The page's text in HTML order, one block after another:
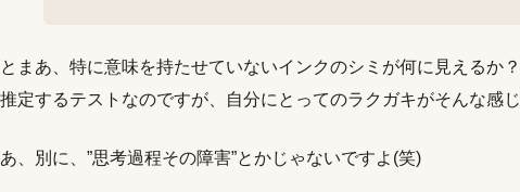
とまあ、特に意味を持たせていないインクのシミが何に見えるか
推定するテストなのですが、自分にとってのラクガキがそんな感
あ、別に、”思考過程その障害”とかじゃないですよ(笑)